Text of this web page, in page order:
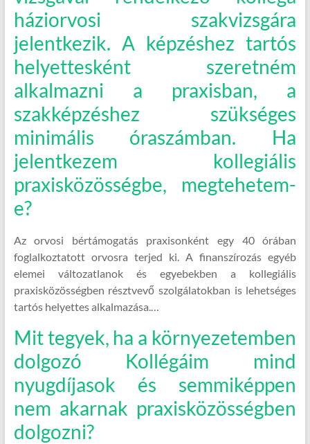
háziorvosi szakvizsgára
jelentkezik. A képzéshez tartós
helyettesként szeretném
alkalmazni a praxisban, a
szakképzéshez szükséges
minimális óraszámban. Ha
jelentkezem kollegiális
praxisközösségbe, megtehetem-
e?
Az orvosi bértámogatás praxisonként egy 40 órában
foglalkoztatott orvosra terjed ki. A finanszírozás egyéb
elemei változatlanok és egyebekben a kollegiális
praxisközösségben résztvevő szolgálatokban is lehetséges
tartós helyettes alkalmazása.…
Mit tegyek, ha a környezetemben
dolgozó Kollégáim mind
nyugdíjasok és semmiképpen
nem akarnak praxisközösségben
dolgozni?